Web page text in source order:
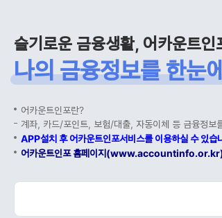
슬기로운 금융생활, 어카운트인
나의 금융정보를 한눈에
어카운트인포란?
계좌, 카드/포인트, 보험/대출, 자동이체 등 금융정보
APP설치 후 어카운트인포서비스를 이용하실 수 있습
어카운트인포 홈페이지(www.accountinfo.or.kr)